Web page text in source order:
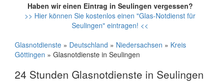
Haben wir einen Eintrag in Seulingen vergessen?
>> Hier können Sie kostenlos einen "Glas-Notdienst für
Seulingen" eintragen! <<
Glasnotdienste » Deutschland » Niedersachsen » Kreis
Göttingen » Glasnotdienste in Seulingen
24 Stunden Glasnotdienste in Seulingen